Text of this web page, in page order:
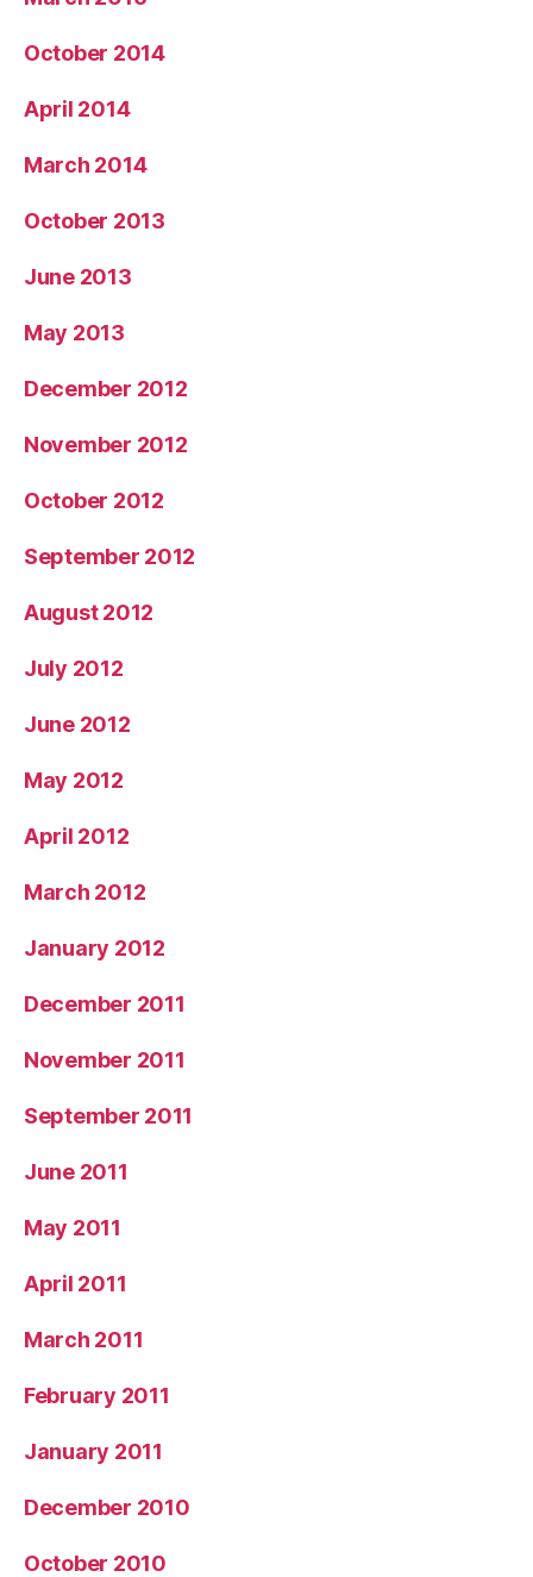
October 2014
April 2014
March 2014
October 2013
June 2013
May 2013
December 2012
November 2012
October 2012
September 2012
August 2012
July 2012
June 2012
May 2012
April 2012
March 2012
January 2012
December 2011
November 2011
September 2011
June 2011
May 2011
April 2011
March 2011
February 2011
January 2011
December 2010
October 2010